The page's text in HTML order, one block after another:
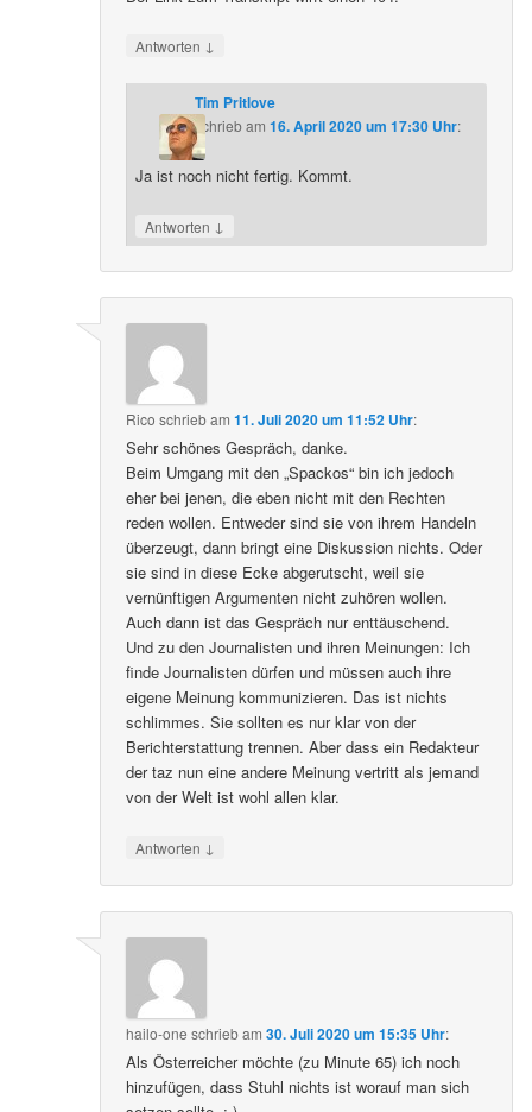
Antworten ↓
Tim Pritlove
schriebam 16. April 2020 um 17:30 Uhr:
Ja ist noch nicht fertig. Kommt.
Antworten ↓
Rico schriebam11. Juli 2020 um 11:52 Uhr:
Sehr schönes Gespräch, danke.
Beim Umgang mit den „Spackos“ bin ich jedoch
eher bei jenen, die eben nicht mit den Rechten
reden wollen. Entweder sind sie von ihrem Handeln
überzeugt, dann bringt eine Diskussion nichts. Oder
sie sind in diese Ecke abgerutscht, weil sie
vernünftigen Argumenten nicht zuhören wollen.
Auch dann ist das Gespräch nur enttäuschend.
Und zu den Journalisten und ihren Meinungen: Ich
finde Journalisten dürfen und müssen auch ihre
eigene Meinung kommunizieren. Das ist nichts
schlimmes. Sie sollten es nur klar von der
Berichterstattung trennen. Aber dass ein Redakteur
der taz nun eine andere Meinung vertritt als jemand
von der Welt ist wohl allen klar.
Antworten ↓
hailo-one schriebam30. Juli 2020 um 15:35 Uhr:
Als Österreicher möchte (zu Minute 65) ich noch
hinzufügen, dass Stuhl nichts ist worauf man sich